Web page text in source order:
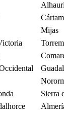
Mijas
Sierra